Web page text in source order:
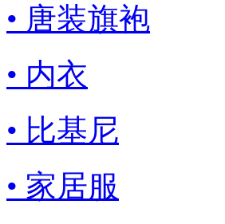
• 唐装旗袍
• 内衣
• 比基尼
• 家居服